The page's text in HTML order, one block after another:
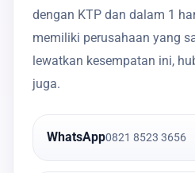
dengan KTP dan dalam 1
memiliki perusahaan yang
lewatkan kesempatan ini,
juga.
WhatsApp0821 8523 3656